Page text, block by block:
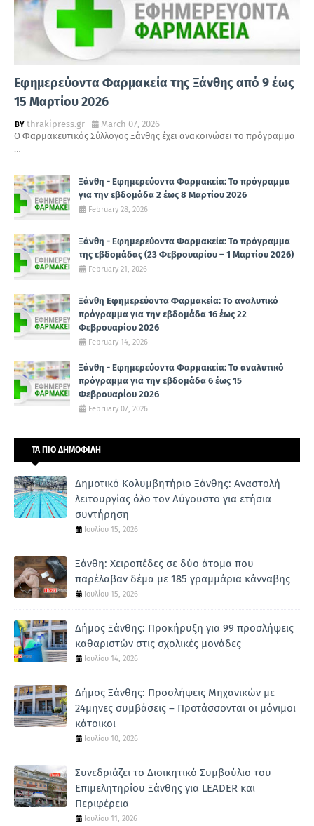
Εφημερεύοντα Φαρμακεία της Ξάνθης από 9 έως
15 Μαρτίου 2026
thrakipress.gr
March 07, 2026
Ο Φαρμακευτικός Σύλλογος Ξάνθης έχει ανακοινώσει το πρόγραμμα
…
Ξάνθη - Εφημερεύοντα Φαρμακεία: Το πρόγραμμα
για την εβδομάδα 2 έως 8 Μαρτίου 2026
February 28, 2026
Ξάνθη - Εφημερεύοντα Φαρμακεία: Το πρόγραμμα
της εβδομάδας (23 Φεβρουαρίου – 1 Μαρτίου 2026)
February 21, 2026
Ξάνθη Εφημερεύοντα Φαρμακεία: Το αναλυτικό
πρόγραμμα για την εβδομάδα 16 έως 22
Φεβρουαρίου 2026
February 14, 2026
Ξάνθη - Εφημερεύοντα Φαρμακεία: Το αναλυτικό
πρόγραμμα για την εβδομάδα 6 έως 15
Φεβρουαρίου 2026
February 07, 2026
ΤΑ ΠΙΟ ΔΗΜΟΦΙΛΗ
Δημοτικό Κολυμβητήριο Ξάνθης: Αναστολή
λειτουργίας όλο τον Αύγουστο για ετήσια
συντήρηση
Ιουλίου 15, 2026
Ξάνθη: Χειροπέδες σε δύο άτομα που
παρέλαβαν δέμα με 185 γραμμάρια κάνναβης
Ιουλίου 15, 2026
Δήμος Ξάνθης: Προκήρυξη για 99 προσλήψεις
καθαριστών στις σχολικές μονάδες
Ιουλίου 14, 2026
Δήμος Ξάνθης: Προσλήψεις Μηχανικών με
24μηνες συμβάσεις – Προτάσσονται οι μόνιμοι
κάτοικοι
Ιουλίου 10, 2026
Συνεδριάζει το Διοικητικό Συμβούλιο του
Επιμελητηρίου Ξάνθης για LEADER και
Περιφέρεια
Ιουλίου 11, 2026